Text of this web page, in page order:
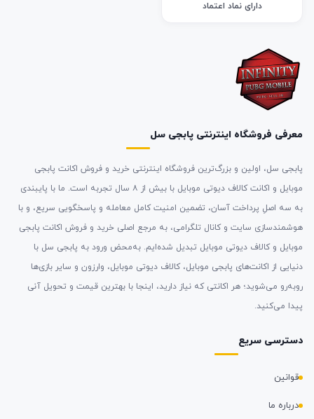
دارای نماد اعتماد
معرفی فروشگاه اینترنتی پابجی سل
پابجی سل، اولین و بزرگ‌ترین فروشگاه اینترنتی خرید و فروش اکانت پابجی
موبایل و اکانت کالاف دیوتی موبایل با بیش از ۸ سال تجربه است. ما با پایبندی
به سه اصلِ پرداخت آسان، تضمین امنیت کامل معامله و پاسخگویی سریع، و با
هوشمندسازی سایت و کانال تلگرامی، به مرجع اصلی خرید و فروش اکانت پابجی
موبایل و کالاف دیوتی موبایل تبدیل شده‌ایم. به‌محض ورود به پابجی سل با
دنیایی از اکانت‌های پابجی موبایل، کالاف دیوتی موبایل، وارزون و سایر بازی‌ها
روبه‌رو می‌شوید؛ هر اکانتی که نیاز دارید، اینجا با بهترین قیمت و تحویل آنی
پیدا می‌کنید.
دسترسی سریع
قوانین
درباره ما